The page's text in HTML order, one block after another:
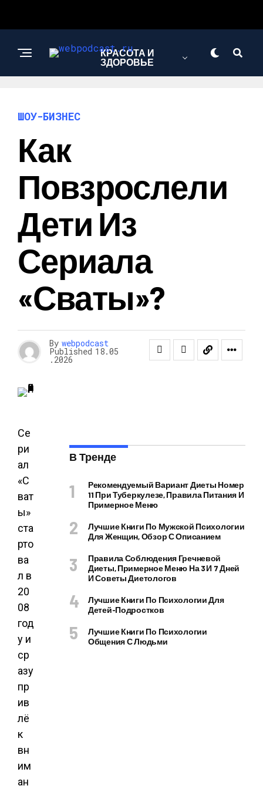
КРАСОТА И
ЗДОРОВЬЕ
ШОУ-БИЗНЕС
Как
Повзрослели
Дети Из
Сериала
«Сваты»?
By webpodcast
Published 18.05
.2026
Се
ри
ал
«С
ват
ы»
ста
рто
ва
л в
20
08
год
у и
ср
азу
пр
ив
лё
к
вн
им
ан
В Тренде
Рекомендуемый Вариант Диеты Номер
11 При Туберкулезе, Правила Питания И
Примерное Меню
Лучшие Книги По Мужской Психологии
Для Женщин, Обзор С Описанием
Правила Соблюдения Гречневой
Диеты, Примерное Меню На 3 И 7 Дней
И Советы Диетологов
Лучшие Книги По Психологии Для
Детей-Подростков
Лучшие Книги По Психологии
Общения С Людьми